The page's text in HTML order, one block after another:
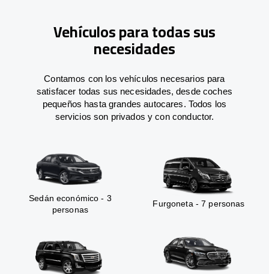
Vehículos para todas sus
necesidades
Contamos con los vehículos necesarios para
satisfacer todas sus necesidades, desde coches
pequeños hasta grandes autocares. Todos los
servicios son privados y con conductor.
Sedán económico - 3
personas
Furgoneta - 7 personas